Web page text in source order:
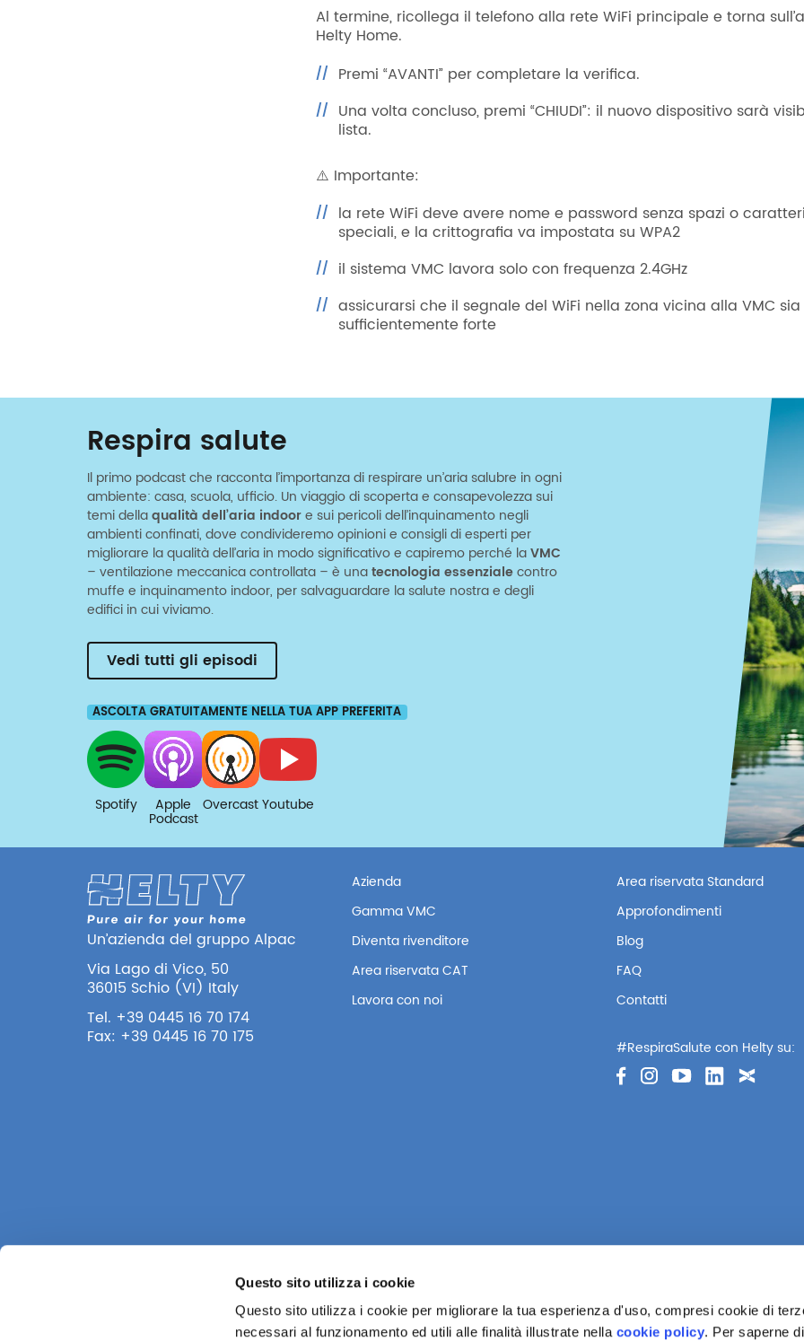
Questo sito utilizza i cookie
Questo sito utilizza i cookie per migliorare la tua esperienza d'uso, compresi cookie di
necessari al funzionamento ed utili alle finalità illustrate nella cookie policy. Per saperne
Al termine, ricollega il telefono alla rete WiFi principale e torna
Helty Home.
Premi “AVANTI” per completare la verifica.
Una volta concluso, premi “CHIUDI”: il nuovo dispositivo sarà
lista.
⚠️ Importante:
la rete WiFi deve avere nome e password senza spazi o
speciali, e la crittografia va impostata su WPA2
il sistema VMC lavora solo con frequenza 2.4GHz
assicurarsi che il segnale del WiFi nella zona vicina alla VMC sia
sufficientemente forte
Respira salute
Il primo podcast che racconta l’importanza di respirare un’aria salubre in ogni
ambiente: casa, scuola, ufficio. Un viaggio di scoperta e consapevolezza sui
temi dellaqualità dell’aria indoore sui pericoli dell’inquinamento negli
ambienti confinati, dove condivideremo opinioni e consigli di esperti per
migliorare la qualità dell’aria in modo significativo e capiremo perché laVMC
– ventilazione meccanica controllata – è unatecnologia essenzialecontro
muffe e inquinamento indoor, per salvaguardare la salute nostra e degli
edifici in cui viviamo.
Vedi tutti gli episodi
ASCOLTA GRATUITAMENTE NELLA TUA APP PREFERITA
Spotify Apple
Podcast
OvercastYoutube
Un’azienda del gruppo Alpac
Via Lago di Vico, 50
36015 Schio (VI) Italy
Tel. +39 0445 16 70 174
Fax: +39 0445 16 70 175
Azienda
Gamma VMC
Diventa rivenditore
Area riservata CAT
Lavora con noi
Area riservata Standard
Approfondimenti
Blog
FAQ
Contatti
#RespiraSalute con Helty su: